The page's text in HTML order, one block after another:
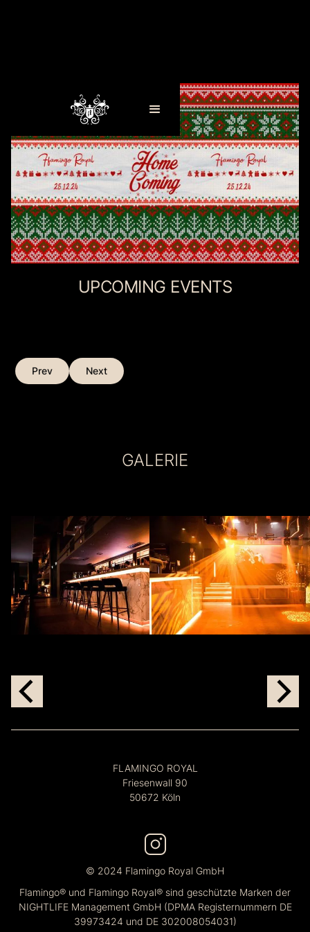
UPCOMING EVENTS
Prev Next
GALERIE
FLAMINGO ROYAL
Friesenwall 90
50672 Köln
© 2024 Flamingo Royal GmbH
Flamingo® und Flamingo Royal® sind geschützte Marken der
NIGHTLIFE Management GmbH (DPMA Registernummern DE
39973424 und DE 302008054031)